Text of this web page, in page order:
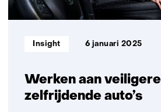
moet
weten
Werken aan veiligere
zelfrijdende auto’s
Informatietype:
Insight 6 januari 2025